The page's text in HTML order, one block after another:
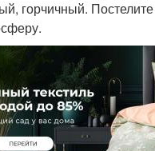
горчичный.